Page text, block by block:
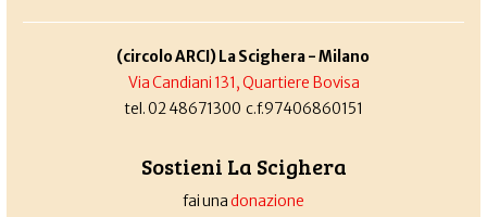
(circolo ARCI) La Scighera - Milano
Via Candiani 131, Quartiere Bovisa
tel. 02 48671300 c.f.97406860151
Sostieni La Scighera
fai unadonazione